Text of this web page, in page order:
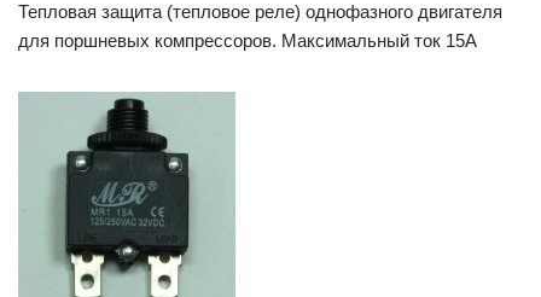
Тепловая защита (тепловое реле) однофазного двигателя
для поршневых компрессоров. Максимальный ток 15А